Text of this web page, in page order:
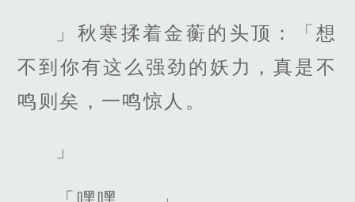
」秋寒揉着金蘅的头顶：「想
不到你有这么强劲的妖力，真是不
鸣则矣，一鸣惊人。
」